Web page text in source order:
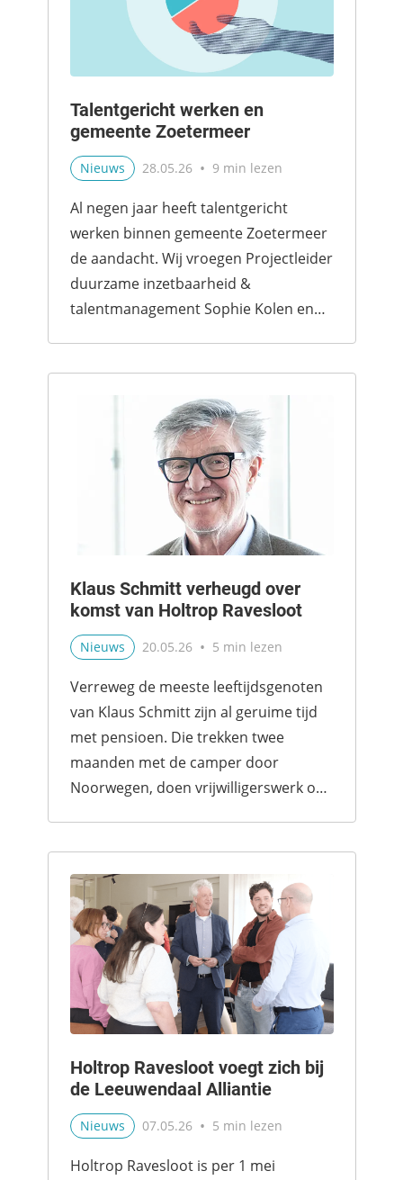
Talentgericht werken en
gemeente Zoetermeer
Nieuws 28.05.26 • 9 min lezen
Al negen jaar heeft talentgericht
werken binnen gemeente Zoetermeer
de aandacht. Wij vroegen Projectleider
duurzame inzetbaarheid &
talentmanagement Sophie Kolen en
Klaus Schmitt verheugd over
komst van Holtrop Ravesloot
Nieuws 20.05.26 • 5 min lezen
Verreweg de meeste leeftijdsgenoten
van Klaus Schmitt zijn al geruime tijd
met pensioen. Die trekken twee
maanden met de camper door
Noorwegen, doen vrijwilligerswerk op
Holtrop Ravesloot voegt zich bij
de Leeuwendaal Alliantie
Nieuws 07.05.26 • 5 min lezen
Holtrop Ravesloot is per 1 mei